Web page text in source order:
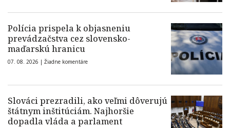
Polícia prispela k objasneniu
prevádzačstva cez slovensko-
maďarskú hranicu
07. 08. 2026 | Žiadne komentáre
Slováci prezradili, ako veľmi dôverujú
štátnym inštitúciám. Najhoršie
dopadla vláda a parlament